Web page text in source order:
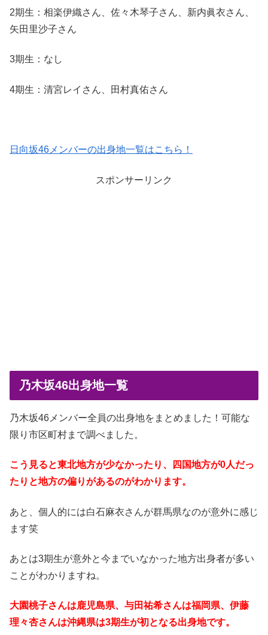
2期生：相楽伊織さん、佐々木琴子さん、新内眞衣さん、
矢田里沙子さん
3期生：なし
4期生：清宮レイさん、田村真佑さん
日向坂46メンバーの出身地一覧はこちら！
スポンサーリンク
乃木坂46出身地一覧
乃木坂46メンバー全員の出身地をまとめました！可能な
限り市区町村まで調べました。
こう見ると東北地方が少なかったり、四国地方が0人だっ
たりと地方の偏りがあるのがわかります。
あと、個人的には白石麻衣さんが群馬県なのが意外に感じ
ます笑
あとは3期生が意外と今までいなかった地方出身者が多い
ことがわかりますね。
大園桃子さんは鹿児島県、与田祐希さんは福岡県、伊藤
理々杏さんは沖縄県は3期生が初となる出身地です。